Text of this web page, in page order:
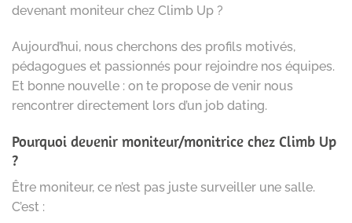
devenant moniteur chez Climb Up ?
Aujourd’hui, nous cherchons des profils motivés,
pédagogues et passionnés pour rejoindre nos équipes.
Et bonne nouvelle : on te propose de venir nous
rencontrer directement lors d’un job dating.
Pourquoi devenir moniteur/monitrice chez Climb Up
?
Être moniteur, ce n’est pas juste surveiller une salle.
C’est :